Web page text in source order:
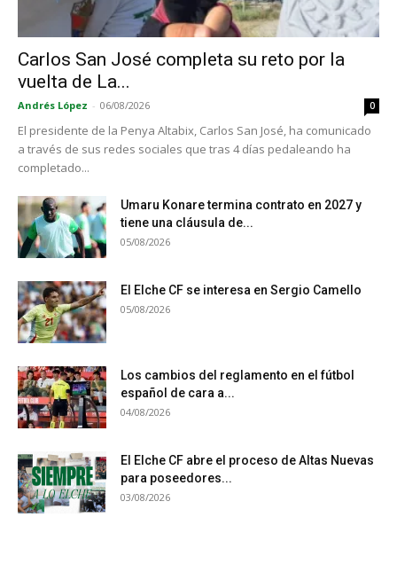
Carlos San José completa su reto por la
vuelta de La...
Andrés López - 06/08/2026 0
El presidente de la Penya Altabix, Carlos San José, ha comunicado
a través de sus redes sociales que tras 4 días pedaleando ha
completado...
Umaru Konare termina contrato en 2027 y
tiene una cláusula de...
05/08/2026
El Elche CF se interesa en Sergio Camello
05/08/2026
Los cambios del reglamento en el fútbol
español de cara a...
04/08/2026
El Elche CF abre el proceso de Altas Nuevas
para poseedores...
03/08/2026